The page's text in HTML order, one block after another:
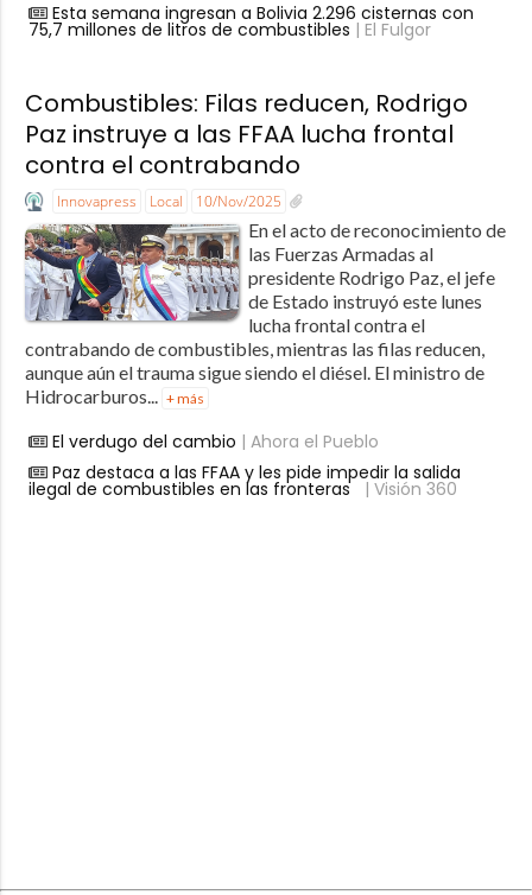
Esta semana ingresan a Bolivia 2.296 cisternas con
75,7 millones de litros de combustibles | El Fulgor
Combustibles: Filas reducen, Rodrigo
Paz instruye a las FFAA lucha frontal
contra el contrabando
Innovapress Local 10/Nov/2025
En el acto de reconocimiento de
las Fuerzas Armadas al
presidente Rodrigo Paz, el jefe
de Estado instruyó este lunes
lucha frontal contra el
contrabando de combustibles, mientras las filas reducen,
aunque aún el trauma sigue siendo el diésel. El ministro de
Hidrocarburos... + más
El verdugo del cambio | Ahora el Pueblo
Paz destaca a las FFAA y les pide impedir la salida
ilegal de combustibles en las fronteras | Visión 360